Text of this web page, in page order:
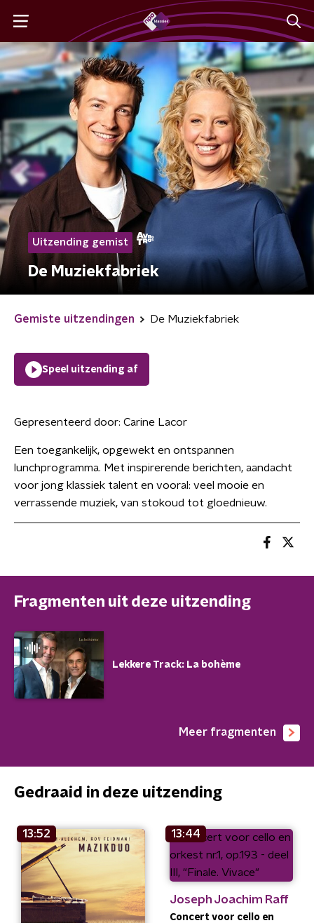
Uitzending gemist
De Muziekfabriek
Gemiste uitzendingen De Muziekfabriek
Speel uitzending af
Gepresenteerd door: Carine Lacor
Een toegankelijk, opgewekt en ontspannen
lunchprogramma. Met inspirerende berichten, aandacht
voor jong klassiek talent en vooral: veel mooie en
verrassende muziek, van stokoud tot gloednieuw.
Fragmenten uit deze uitzending
Lekkere Track: La bohème
Meer fragmenten
Gedraaid in deze uitzending
13:52 13:44
Joseph Joachim Raff
Concert voor cello en